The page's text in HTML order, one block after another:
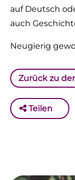
auf Deutsch
auch
Neugierig
Zurück zu
Teilen